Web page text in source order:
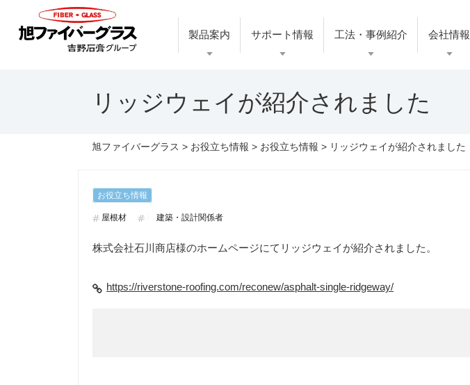
製品案内 サポート情報 工法・事例紹介 会社情報
リッジウェイが紹介されました
旭ファイバーグラス > お役立ち情報 > お役立ち情報 > リッジウェイが紹介されました
お役立ち情報
屋根材 建築・設計関係者
株式会社石川商店様のホームページにてリッジウェイが紹介されました。
https://riverstone-roofing.com/reconew/asphalt-single-ridgeway/